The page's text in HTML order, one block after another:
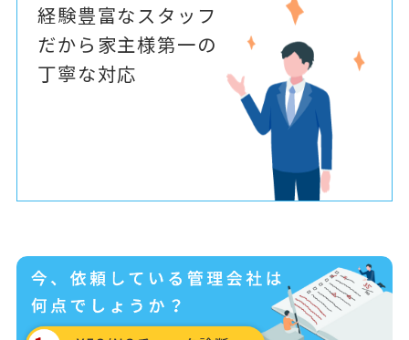
経験豊富なスタッフ
だから家主様第一の
丁寧な対応